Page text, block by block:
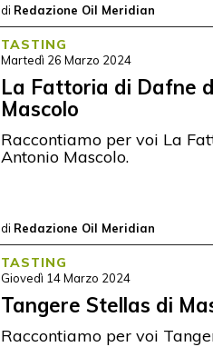
di Redazione Oil Meridian
TASTING
Martedì 26 Marzo 2024
La Fattoria di Dafne
Mascolo
Raccontiamo per voi La
Antonio Mascolo.
di Redazione Oil Meridian
TASTING
Giovedì 14 Marzo 2024
Tangere Stellas di
Raccontiamo per voi